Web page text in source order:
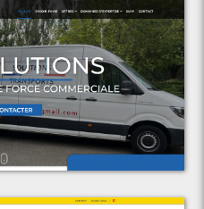
Voir le projet
ANH Solutions